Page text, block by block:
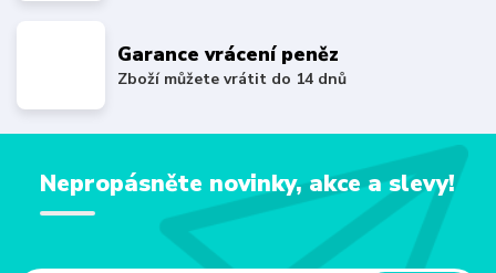
Garance vrácení peněz
Zboží můžete vrátit do 14 dnů
Nepropásněte novinky, akce a slevy!